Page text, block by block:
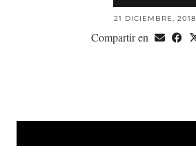
21 DICIEMBRE, 2018
Compartir en